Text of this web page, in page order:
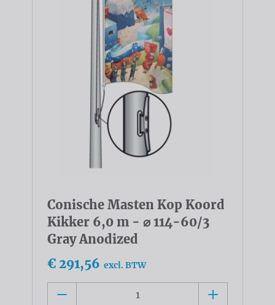
Conische Masten Kop Koord
Kikker 6,0 m - ⌀ 114-60/3
Gray Anodized
€ 291,56 excl. BTW